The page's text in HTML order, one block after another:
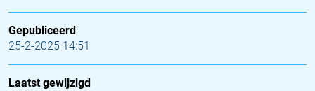
Gepubliceerd
25-2-2025 14:51
Laatst gewijzigd